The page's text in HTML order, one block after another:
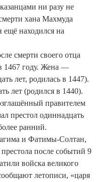
ни разу не
хана Махмуда
ещё находился на
смерти своего отца
1467 году. Жена —
лет, родилась в 1447).
лет (родился в 1440).
правителем
престол одиннадцать
ранний.
и Фатимы-Солтан,
после событий 9
войска великого
летописи, «царя